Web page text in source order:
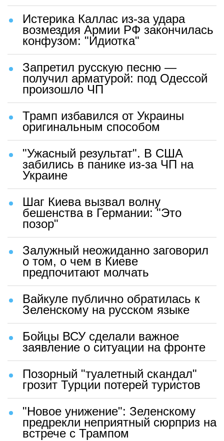
Истерика Каллас из-за удара
возмездия Армии РФ закончилась
конфузом: "Идиотка"
Запретил русскую песню —
получил арматурой: под Одессой
произошло ЧП
Трамп избавился от Украины
оригинальным способом
"Ужасный результат". В США
забились в панике из-за ЧП на
Украине
Шаг Киева вызвал волну
бешенства в Германии: "Это
позор"
Залужный неожиданно заговорил
о том, о чем в Киеве
предпочитают молчать
Вайкуле публично обратилась к
Зеленскому на русском языке
Бойцы ВСУ сделали важное
заявление о ситуации на фронте
Позорный "туалетный скандал"
грозит Турции потерей туристов
"Новое унижение": Зеленскому
предрекли неприятный сюрприз на
встрече с Трампом